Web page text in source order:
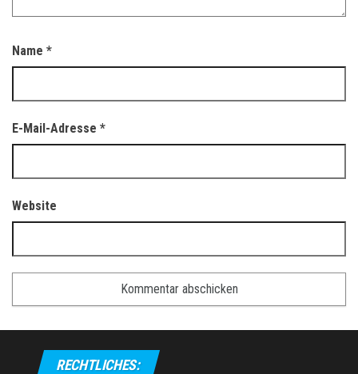
Name *
E-Mail-Adresse *
Website
RECHTLICHES: